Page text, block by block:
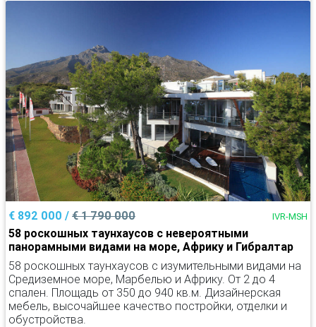
€ 892 000 / € 1 790 000 IVR-MSH
58 роскошных таунхаусов с невероятными
панорамными видами на море, Африку и Гибралтар
58 роскошных таунхаусов с изумительными видами на
Средиземное море, Марбелью и Африку. От 2 до 4
спален. Площадь от 350 до 940 кв.м. Дизайнерская
мебель, высочайшее качество постройки, отделки и
обустройства.